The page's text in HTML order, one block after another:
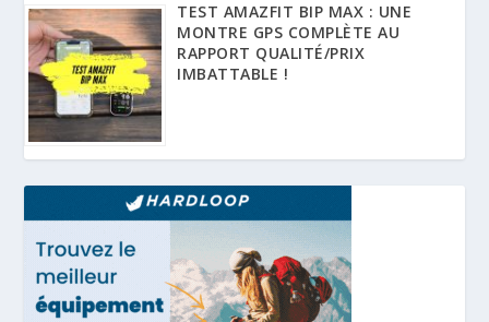
TEST AMAZFIT BIP MAX : UNE
MONTRE GPS COMPLÈTE AU
RAPPORT QUALITÉ/PRIX
IMBATTABLE !